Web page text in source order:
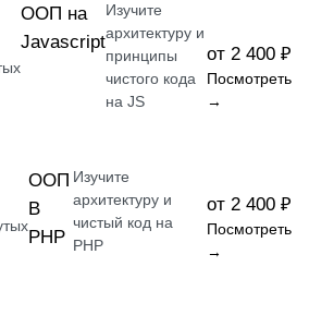
ООП на
Javascript
Изучите
архитектуру и
принципы
чистого кода
на JS
от 2 400 ₽
Посмотреть
→
ООП
В
PHP
Изучите
архитектуру и
чистый код на
PHP
от 2 400 ₽
Посмотреть
→